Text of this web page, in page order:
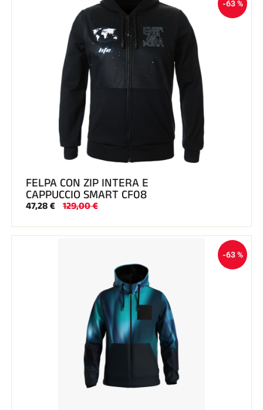
-63 %
FELPA CON ZIP INTERA E
CAPPUCCIO SMART CF08
47,28 € 129,00 €
-63 %